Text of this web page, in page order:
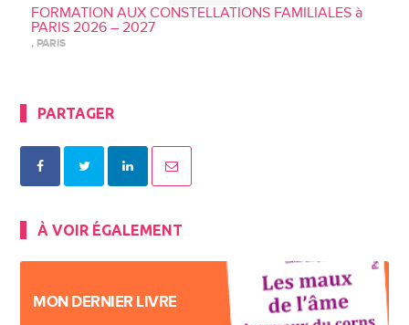
FORMATION AUX CONSTELLATIONS FAMILIALES à
PARIS 2026 – 2027
, PARIS
PARTAGER
À VOIR ÉGALEMENT
MON DERNIER LIVRE